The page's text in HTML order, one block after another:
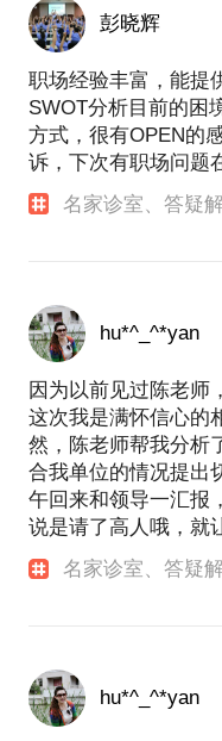
彭晓辉
职场经验丰富，能提
SWOT分析目前的困
方式，很有OPEN的
诉，下次有职场问题
名家诊室、答疑
hu*^_^*yan
因为以前见过陈老师
这次我是满怀信心的
然，陈老师帮我分析
合我单位的情况提出
午回来和领导一汇报
说是请了高人哦，就
名家诊室、答疑
hu*^_^*yan